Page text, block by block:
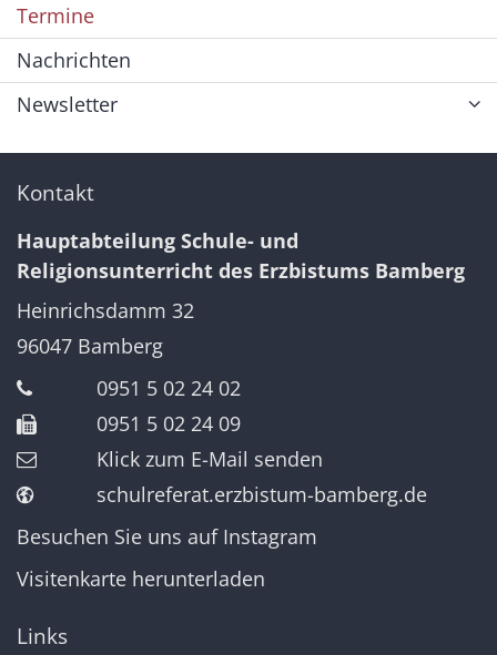
Termine
Nachrichten
Newsletter
Kontakt
Hauptabteilung Schule- und
Religionsunterricht des Erzbistums Bamberg
Heinrichsdamm 32
96047 Bamberg
0951 5 02 24 02
0951 5 02 24 09
Klick zum E-Mail senden
schulreferat.erzbistum-bamberg.de
Besuchen Sie uns auf Instagram
Visitenkarte herunterladen
Links